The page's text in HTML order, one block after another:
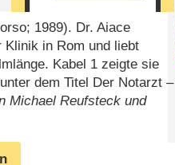
1989). Dr. Aiace
Klinik in Rom und liebt
Kabel 1 zeigte sie
dem Titel Der Notarzt –
Michael Reufsteck und